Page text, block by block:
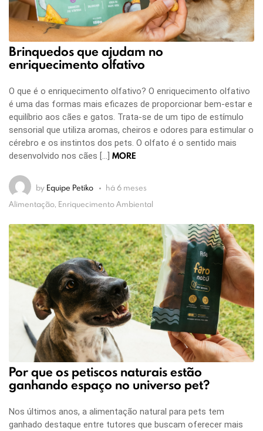
Brinquedos que ajudam no
enriquecimento olfativo
O que é o enriquecimento olfativo? O enriquecimento olfativo
é uma das formas mais eficazes de proporcionar bem-estar e
equilíbrio aos cães e gatos. Trata-se de um tipo de estímulo
sensorial que utiliza aromas, cheiros e odores para estimular o
cérebro e os instintos dos pets. O olfato é o sentido mais
desenvolvido nos cães […] MORE
by Equipe Petiko
há 6 meses
Alimentação, Enriquecimento Ambiental
Por que os petiscos naturais estão
ganhando espaço no universo pet?
Nos últimos anos, a alimentação natural para pets tem
ganhado destaque entre tutores que buscam oferecer mais